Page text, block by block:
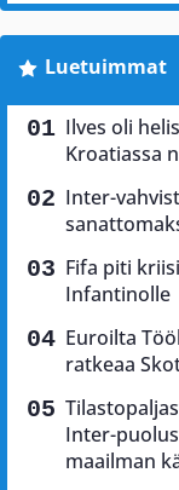
Luetuimmat
Ilves oli
Kroatiassa
Inter-
Fifa piti
Infantinolle
Euroilta
ratkeaa
Inter-
maailman